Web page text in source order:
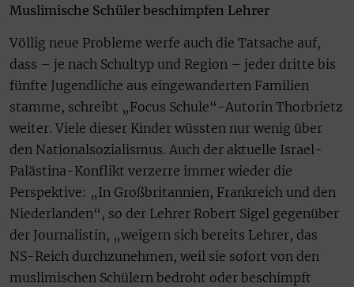
Muslimische Schüler beschimpfen Lehrer
Völlig neue Probleme werfe auch die Tatsache auf,
dass – je nach Schultyp und Region – jeder dritte bis
fünfte Jugendliche aus eingewanderten Familien
stamme, schreibt „Focus Schule“-Autorin Thorbrietz
weiter. Viele dieser Kinder wüssten nur wenig über
den Nationalsozialismus. Auch der aktuelle Israel-
Palästina-Konflikt verzerre immer wieder die
Perspektive: „In Großbritannien, Frankreich und den
Niederlanden“, so der Lehrer Robert Sigel gegenüber
der Journalistin, „weigern sich bereits Lehrer, das
NS-Reich durchzunehmen, weil sie sofort von den
muslimischen Schülern bedroht oder beschimpft